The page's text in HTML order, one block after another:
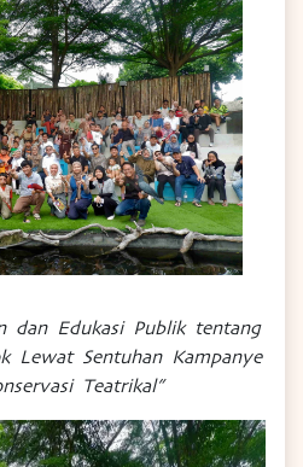
dan Edukasi Publik tentang
Lewat Sentuhan Kampanye
Teatrikal”